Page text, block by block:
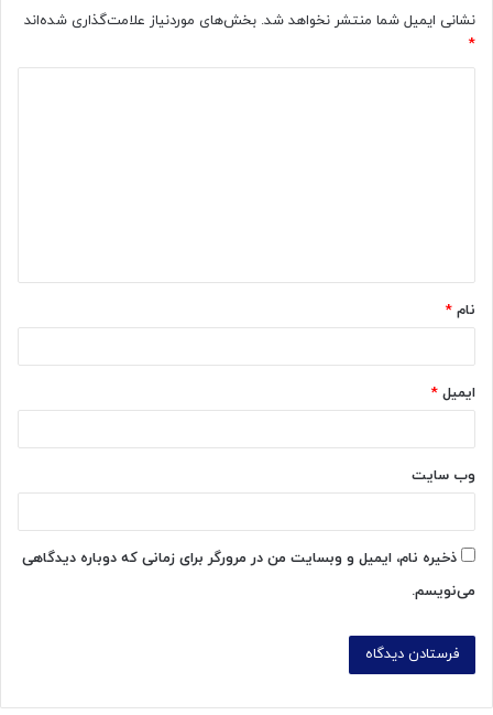
نشانی ایمیل شما منتشر نخواهد شد. بخش‌های موردنیاز علامت‌گذاری شده‌اند
*
*
نام *
ایمیل *
وب‌ سایت
ذخیره نام، ایمیل و وبسایت من در مرورگر برای زمانی که دوباره دیدگاهی
می‌نویسم.